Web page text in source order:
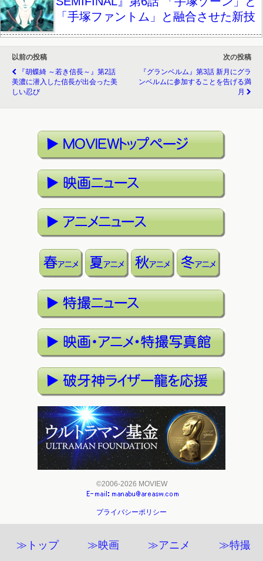
「手塚ファントム」と融合させた新技
以前の投稿
『胡蝶綺 ～若き信長～』第2話
美濃に潜入した信長が出会った美
しい忍び
次の投稿
『グランベルム』第3話 新月にグラ
ンベルムに参加することを告げる満
月
©2006-2026 MOVIEW
プライバシーポリシー
≫トップ ≫映画 ≫アニメ ≫特撮